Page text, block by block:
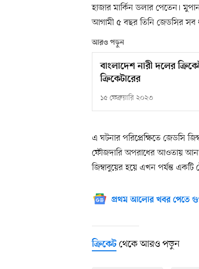
হাজার মার্কিন ডলার পেতেন।
আগামী ৫ বছর তিনি জেডসির সব
আরও পড়ুন
বাংলাদেশ নারী দলের
ক্রিকেটারের
১৫ ফেব্রুয়ারি ২০২৩
এ ঘটনার পরিপ্রেক্ষিতে জেডসি
ফৌজদারি অপরাধের আওতায়
জিম্বাবুয়ের হয়ে এখন পর্যন্ত একটি
প্রথম আলোর খবর পেতে
ক্রিকেটথেকে আরও পড়ুন